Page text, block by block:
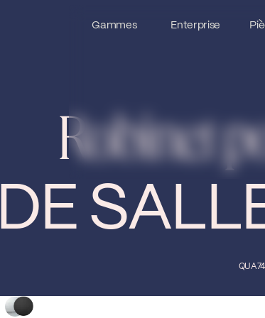
Gammes Enterprise
Gammes Enterprise
Robinet
DE